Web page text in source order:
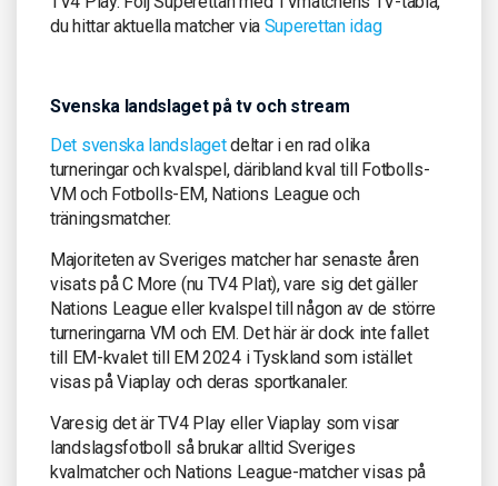
du hittar aktuella matcher via Superettan idag
Svenska landslaget på tv och stream
Det svenska landslagetdeltar i en rad olika
turneringar och kvalspel, däribland kval till Fotbolls-
VM och Fotbolls-EM, Nations League och
träningsmatcher.
Majoriteten av Sveriges matcher har senaste åren
visats på C More (nu TV4 Plat), vare sig det gäller
Nations League eller kvalspel till någon av de större
turneringarna VM och EM. Det här är dock inte fallet
till EM-kvalet till EM 2024 i Tyskland som istället
visas på Viaplay och deras sportkanaler.
Varesig det är TV4 Play eller Viaplay som visar
landslagsfotboll så brukar alltid Sveriges
kvalmatcher och Nations League-matcher visas på